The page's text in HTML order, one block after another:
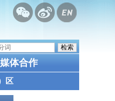
媒体合作
区